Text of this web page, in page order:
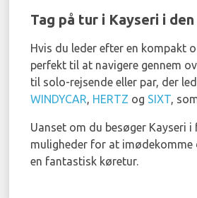
Tag på tur i Kayseri i
Hvis du leder efter en kompakt
perfekt til at navigere gennem
til solo-rejsende eller par, der
WINDYCAR, HERTZ og SIXT,
Uanset om du besøger Kayseri
muligheder for at imødekomme
en fantastisk køretur.